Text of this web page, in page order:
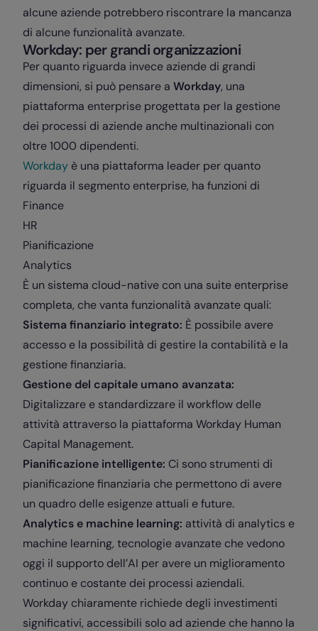
alcune aziende potrebbero riscontrare la mancanza
di alcune funzionalità avanzate.
Workday: per grandi organizzazioni
Per quanto riguarda invece aziende di grandi
dimensioni, si può pensare a Workday, una
piattaforma enterprise progettata per la gestione
dei processi di aziende anche multinazionali con
oltre 1000 dipendenti.
Workday è una piattaforma leader per quanto
riguarda il segmento enterprise, ha funzioni di
Finance
HR
Pianificazione
Analytics
È un sistema cloud-native con una suite enterprise
completa, che vanta funzionalità avanzate quali:
Sistema finanziario integrato: È possibile avere
accesso e la possibilità di gestire la contabilità e la
gestione finanziaria.
Gestione del capitale umano avanzata:
Digitalizzare e standardizzare il workflow delle
attività attraverso la piattaforma Workday Human
Capital Management.
Pianificazione intelligente: Ci sono strumenti di
pianificazione finanziaria che permettono di avere
un quadro delle esigenze attuali e future.
Analytics e machine learning: attività di analytics e
machine learning, tecnologie avanzate che vedono
oggi il supporto dell’AI per avere un miglioramento
continuo e costante dei processi aziendali.
Workday chiaramente richiede degli investimenti
significativi, accessibili solo ad aziende che hanno la